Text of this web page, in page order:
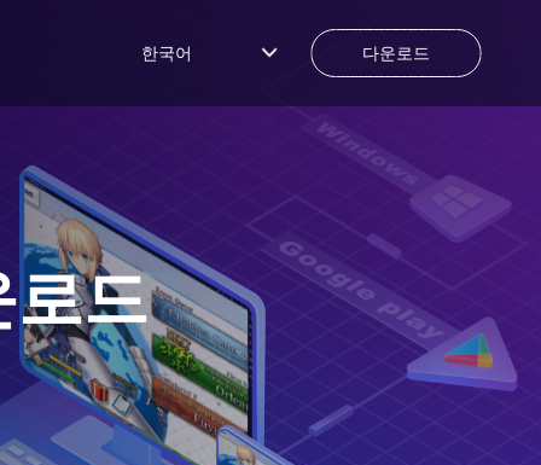
한국어 다운로드
드